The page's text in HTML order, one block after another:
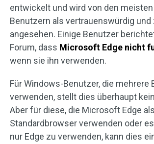
entwickelt und wird von den
Benutzern als vertrauenswürdig und
angesehen. Einige Benutzer
Forum, dass Microsoft Edge nicht
wenn sie ihn verwenden.
Für Windows-Benutzer, die mehrere
verwenden, stellt dies überhaupt
Aber für diese, die Microsoft Edge als
Standardbrowser verwenden oder
nur Edge zu verwenden, kann dies